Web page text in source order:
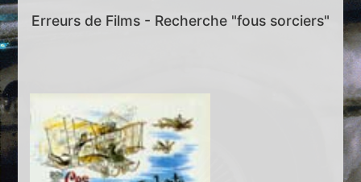
Erreurs de Films - Recherche "fous sorciers"